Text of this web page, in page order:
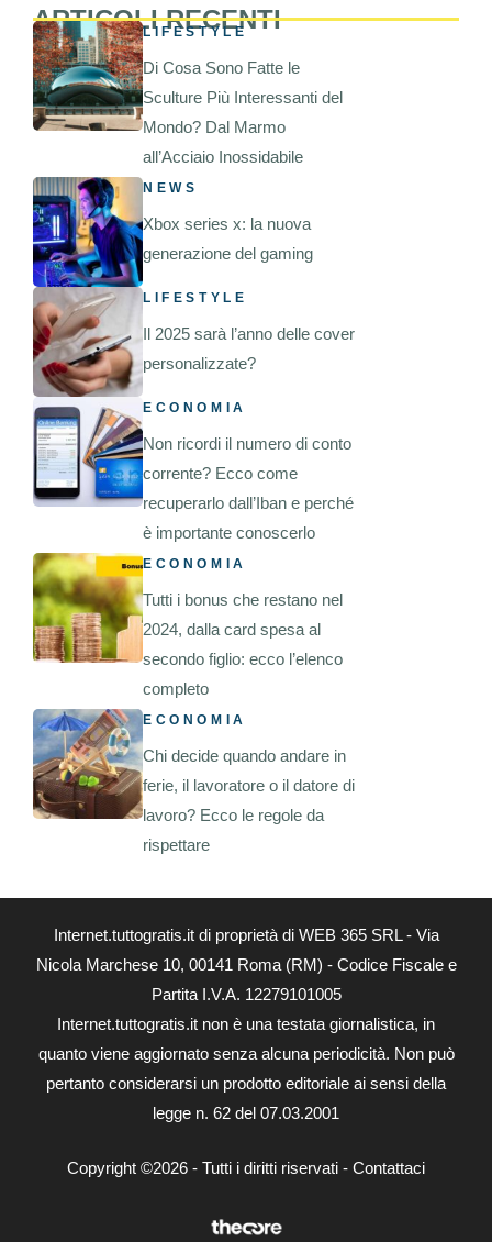
ARTICOLI RECENTI
LIFESTYLE
Di Cosa Sono Fatte le
Sculture Più Interessanti del
Mondo? Dal Marmo
all’Acciaio Inossidabile
NEWS
Xbox series x: la nuova
generazione del gaming
LIFESTYLE
Il 2025 sarà l’anno delle cover
personalizzate?
ECONOMIA
Non ricordi il numero di conto
corrente? Ecco come
recuperarlo dall’Iban e perché
è importante conoscerlo
ECONOMIA
Tutti i bonus che restano nel
2024, dalla card spesa al
secondo figlio: ecco l’elenco
completo
ECONOMIA
Chi decide quando andare in
ferie, il lavoratore o il datore di
lavoro? Ecco le regole da
rispettare
Internet.tuttogratis.it di proprietà di WEB 365 SRL - Via
Nicola Marchese 10, 00141 Roma (RM) - Codice Fiscale e
Partita I.V.A. 12279101005
Internet.tuttogratis.it non è una testata giornalistica, in
quanto viene aggiornato senza alcuna periodicità. Non può
pertanto considerarsi un prodotto editoriale ai sensi della
legge n. 62 del 07.03.2001
Copyright ©2026 - Tutti i diritti riservati - Contattaci